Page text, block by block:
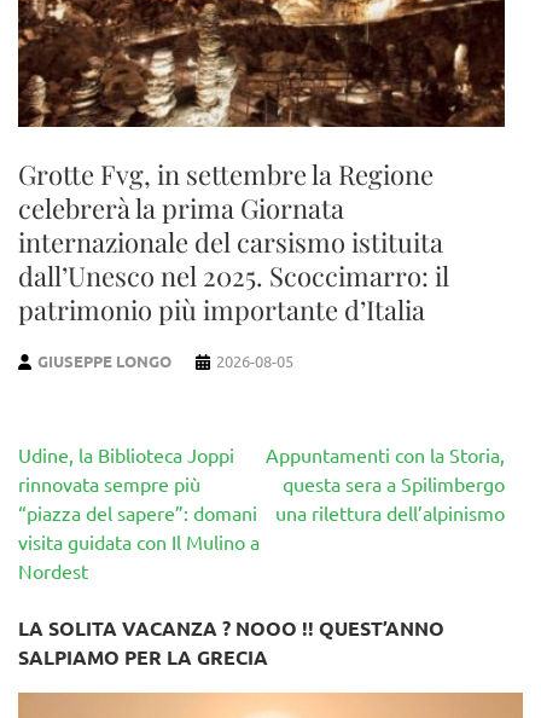
Grotte Fvg, in settembre la Regione
celebrerà la prima Giornata
internazionale del carsismo istituita
dall’Unesco nel 2025. Scoccimarro: il
patrimonio più importante d’Italia
GIUSEPPE LONGO 2026-08-05
Navigazione
articoli
Udine, la Biblioteca Joppi
rinnovata sempre più
“piazza del sapere”: domani
visita guidata con Il Mulino a
Nordest
Appuntamenti con la Storia,
questa sera a Spilimbergo
una rilettura dell’alpinismo
LA SOLITA VACANZA ? NOOO !! QUEST’ANNO
SALPIAMO PER LA GRECIA